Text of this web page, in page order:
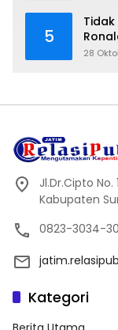
5
Tidak
28
Jl.Dr.Cipto
Kabupaten
0823-3034-
Kategori